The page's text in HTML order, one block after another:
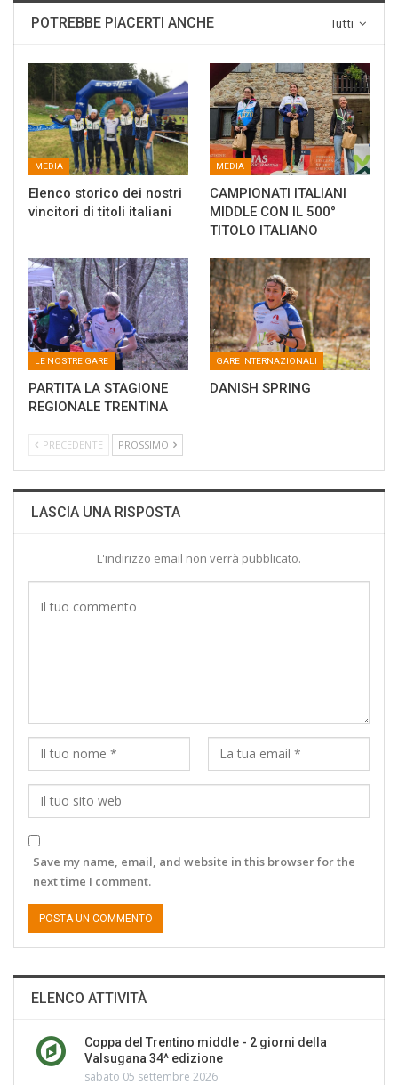
Tutti
POTREBBE PIACERTI ANCHE
MEDIA
Elenco storico dei nostri
vincitori di titoli italiani
MEDIA
CAMPIONATI ITALIANI
MIDDLE CON IL 500°
TITOLO ITALIANO
LE NOSTRE GARE
PARTITA LA STAGIONE
REGIONALE TRENTINA
GARE INTERNAZIONALI
DANISH SPRING
PRECEDENTE PROSSIMO
LASCIA UNA RISPOSTA
L'indirizzo email non verrà pubblicato.
Save my name, email, and website in this browser for the
next time I comment.
ELENCO ATTIVITÀ
Coppa del Trentino middle - 2 giorni della
Valsugana 34^ edizione
sabato 05 settembre 2026